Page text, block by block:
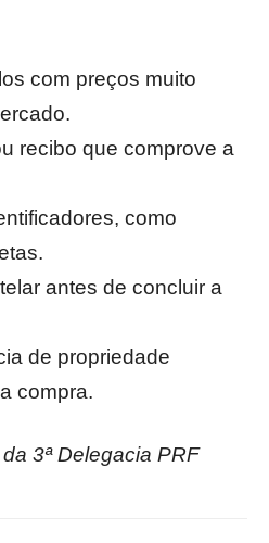
com preços muito
recibo que comprove a
como
antes de concluir a
de propriedade
compra.
3ª Delegacia PRF